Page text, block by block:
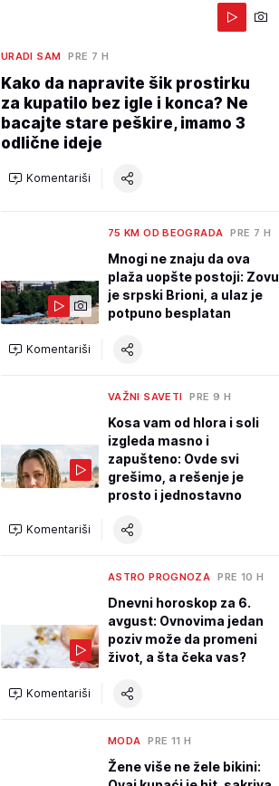
URADI SAM PRE 7 H
Kako da napravite šik prostirku
za kupatilo bez igle i konca? Ne
bacajte stare peškire, imamo 3
odlične ideje
Komentariši
75 KM OD BEOGRADA PRE 7 H
Mnogi ne znaju da ova
plaža uopšte postoji: Zovu
je srpski Brioni, a ulaz je
potpuno besplatan
Komentariši
VAŽNI SAVETI PRE 9 H
Kosa vam od hlora i soli
izgleda masno i
zapušteno: Ovde svi
grešimo, a rešenje je
prosto i jednostavno
Komentariši
ASTRO PROGNOZA PRE 10 H
Dnevni horoskop za 6.
avgust: Ovnovima jedan
poziv može da promeni
život, a šta čeka vas?
Komentariši
MODA PRE 11 H
Žene više ne žele bikini: